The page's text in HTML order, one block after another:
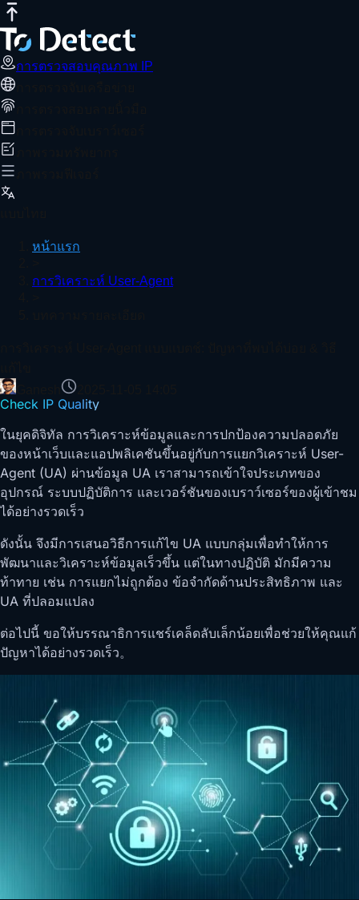
การตรวจสอบคุณภาพ IP
การวิเคราะห์ User-Agent แบบแบตช์: ปัญ
การประมวลผลแบบแบตช์ของ User-Agent เผชิญกับความท้าทา
หน้าแรก
อ่านเพิ่มเติม
การตรวจสอบคุณภาพ IP
หน้าแรก
การวิเคราะห์ User-Agent
Check IP Quality
ในยุคดิจิทัล การวิเคราะห์ข้อมูลและการปกป้องความปลอดภัย
ของหน้าเว็บและแอปพลิเคชันขึ้นอยู่กับการแยกวิเคราะห์ User-
Agent (UA) ผ่านข้อมูล UA เราสามารถเข้าใจประเภทของ
อุปกรณ์ ระบบปฏิบัติการ และเวอร์ชันของเบราว์เซอร์ของผู้เข้าชม
ได้อย่างรวดเร็ว
ดังนั้น จึงมีการเสนอวิธีการแก้ไข UA แบบกลุ่มเพื่อทำให้การ
พัฒนาและวิเคราะห์ข้อมูลเร็วขึ้น แต่ในทางปฏิบัติ มักมีความ
ท้าทาย เช่น การแยกไม่ถูกต้อง ข้อจำกัดด้านประสิทธิภาพ และ
UA ที่ปลอมแปลง
ต่อไปนี้ ขอให้บรรณาธิการแชร์เคล็ดลับเล็กน้อยเพื่อช่วยให้คุณแก้
ปัญหาได้อย่างรวดเร็ว。